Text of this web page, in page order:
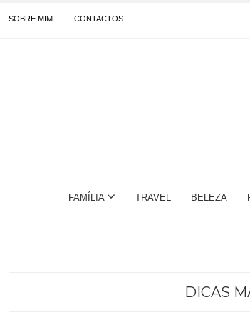
SOBRE MIM CONTACTOS
FAMÍLIA TRAVEL BELEZA
DICAS